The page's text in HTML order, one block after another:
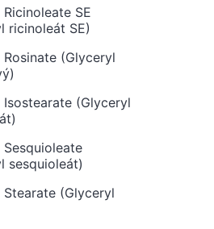
SE
ricinoleát SE)
(Glyceryl
Isostearate (Glyceryl
sesquioleát)
Stearate (Glyceryl